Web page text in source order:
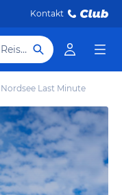
Kontakt
Hotel, Reiseziel
Nordsee Last Minute